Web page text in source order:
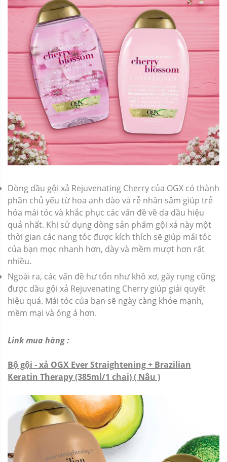
Dòng dầu gội xả Rejuvenating Cherry của OGX có thành
phần chủ yếu từ hoa anh đào và rễ nhân sâm giúp trẻ
hóa mái tóc và khắc phục các vấn đề về da dầu hiệu
quả nhất. Khi sử dụng dòng sản phẩm gội xả này một
thời gian các nang tóc được kích thích sẽ giúp mái tóc
của bạn mọc nhanh hơn, dày và mềm mượt hơn rất
nhiều.
Ngoài ra, các vấn đề hư tổn như khô xơ, gãy rụng cũng
được dầu gội xả Rejuvenating Cherry giúp giải quyết
hiệu quả. Mái tóc của bạn sẽ ngày càng khỏe mạnh,
mềm mại và óng ả hơn.
Link mua hàng :
Bộ gội - xả OGX Ever Straightening + Brazilian
Keratin Therapy (385ml/1 chai) ( Nâu )